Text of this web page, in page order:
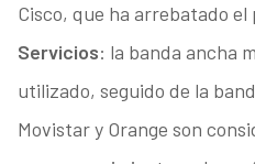
Cisco, que ha arrebatado
Servicios: la banda ancha
utilizado, seguido de la
Movistar y Orange son